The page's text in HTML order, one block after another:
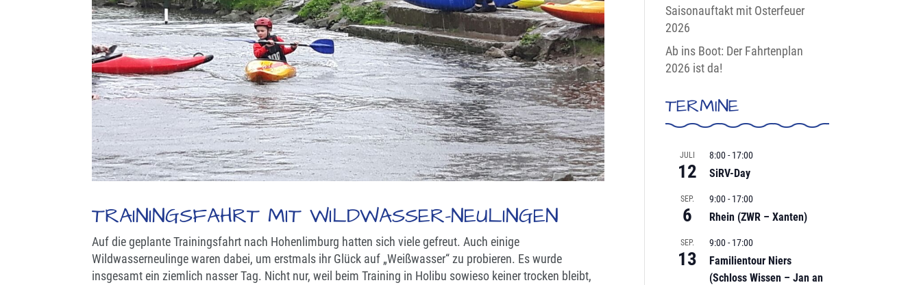
TRAININGSFAHRT MIT WILDWASSER-NEULINGEN
Auf die geplante Trainingsfahrt nach Hohenlimburg hatten sich viele gefreut. Auch einige
Wildwasserneulinge waren dabei, um erstmals ihr Glück auf „Weißwasser“ zu probieren. Es wurde
insgesamt ein ziemlich nasser Tag. Nicht nur, weil beim Training in Holibu sowieso keiner trocken bleibt,
Saisonauftakt mit Osterfeuer
2026
Ab ins Boot: Der Fahrtenplan
2026 ist da!
TERMINE
JULI
12
8:00-17:00
SiRV-Day
SEP.
6
9:00-17:00
Rhein (ZWR – Xanten)
SEP.
13
9:00-17:00
Familientour Niers
(Schloss Wissen – Jan an